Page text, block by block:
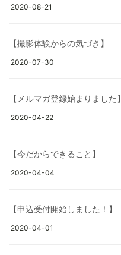
2020-08-21
【撮影体験からの気づき】
2020-07-30
【メルマガ登録始まりました】
2020-04-22
【今だからできること】
2020-04-04
【申込受付開始しました！】
2020-04-01